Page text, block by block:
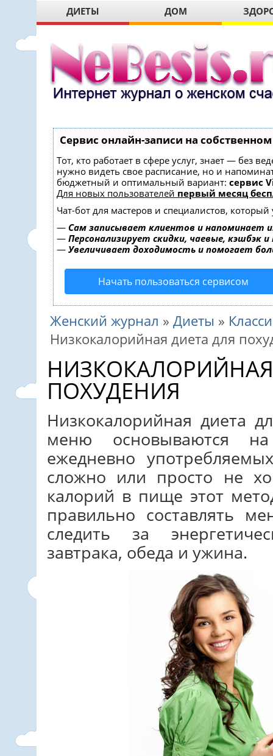
ДИЕТЫ ДОМ
Сервис онлайн-записи на
Тот, кто работает в сфере услуг, знает — без
нужно видеть свое расписание, но и
бюджетный и оптимальный вариант: сервис
Для новых пользователей первый месяц
Чат-бот для мастеров и специалистов,
— Сам записывает клиентов и напоминает
— Персонализирует скидки, чаевые, кэшбэк
— Увеличивает доходимость и помогает
Начать пользоваться сервисом
Женский журнал » Диеты »
Низкокалорийная диета для
ПОХУДЕНИЯ
Низкокалорийная диета
меню основываются
ежедневно
сложно или просто не
калорий в пище этот
правильно составлять
следить за
завтрака, обеда и ужина.